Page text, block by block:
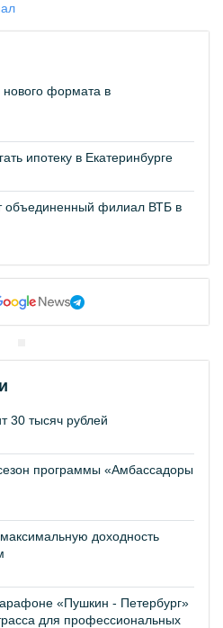
формата в
ипотеку в Екатеринбурге
объединенный филиал ВТБ в
30 тысяч рублей
программы «Амбассадоры
доходность
«Пушкин - Петербург»
для профессиональных